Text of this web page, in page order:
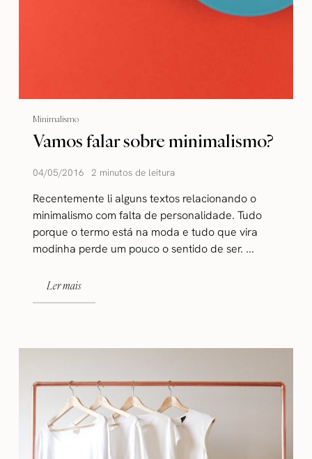
Minimalismo
Vamos falar sobre minimalismo?
04/05/2016 2 minutos de leitura
Recentemente li alguns textos relacionando o
minimalismo com falta de personalidade. Tudo
porque o termo está na moda e tudo que vira
modinha perde um pouco o sentido de ser. ...
Ler mais